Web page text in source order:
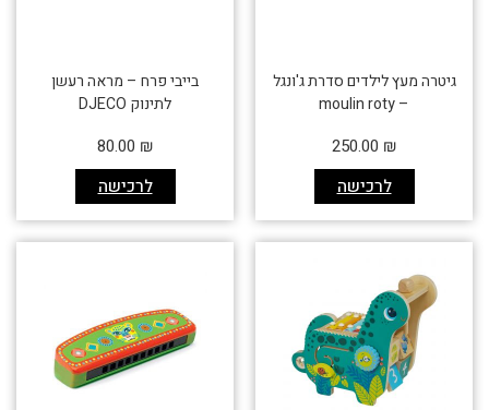
גיטרה מעץ לילדים סדרת ג'ונגל
– moulin roty
לרכישה
250.00 ₪
בייבי פרח – מראה רעשן
לתינוק DJECO
לרכישה
80.00 ₪